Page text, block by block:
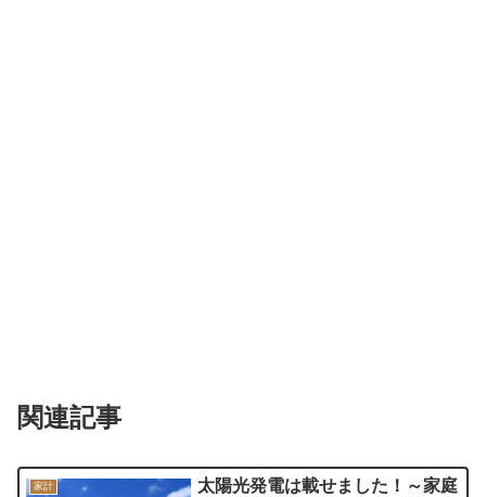
関連記事
家計
太陽光発電は載せました！～家庭